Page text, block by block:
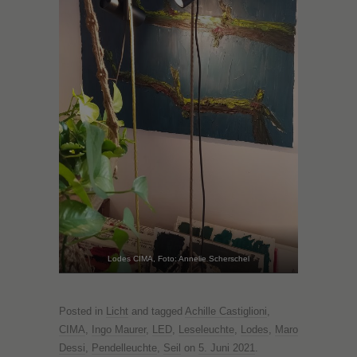
Lodes CIMA, Foto: Annelie Scherschel
Posted in Licht and tagged Achille Castiglioni,
CIMA, Ingo Maurer, LED, Leseleuchte, Lodes, Maro
Dessi, Pendelleuchte, Seil on 5. Juni 2021.